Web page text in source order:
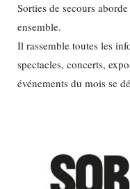
Sorties de secours
ensemble.
Il rassemble toutes les
spectacles, concerts,
événements du mois se